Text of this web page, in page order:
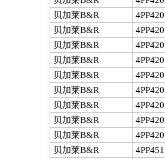
贝加莱B&R
贝加莱B&R
贝加莱B&R
贝加莱B&R
贝加莱B&R
贝加莱B&R
贝加莱B&R
贝加莱B&R
贝加莱B&R
贝加莱B&R